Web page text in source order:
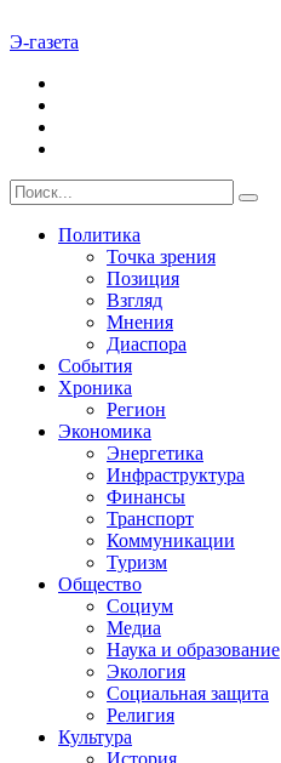
Э-газета
Политика
Точка зрения
Позиция
Взгляд
Мнения
Диаспора
События
Хроника
Регион
Экономика
Энергетика
Инфраструктура
Финансы
Транспорт
Коммуникации
Туризм
Общество
Социум
Медиа
Наука и образование
Экология
Социальная защита
Религия
Культура
История